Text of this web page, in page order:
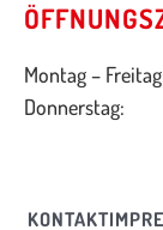
Montag –
Donnerstag:
KONTAKT